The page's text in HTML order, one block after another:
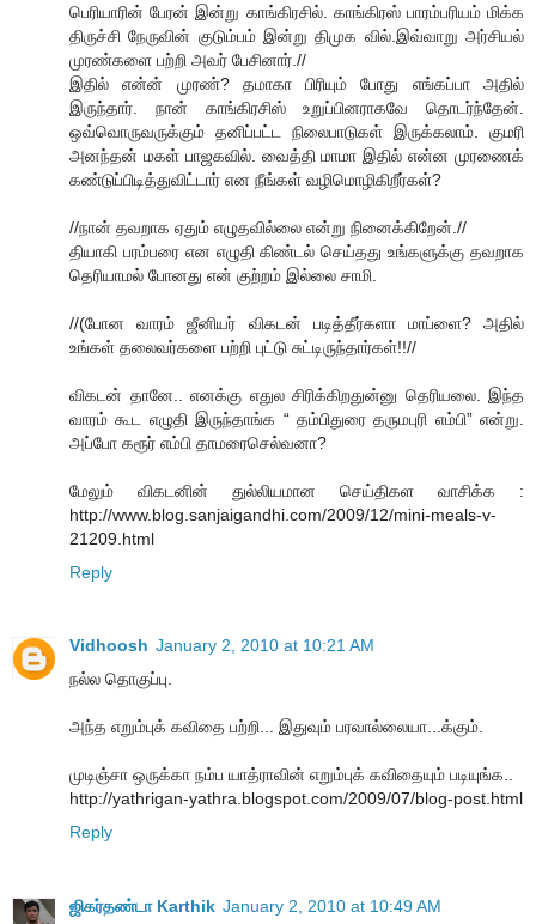
பெரியாரின் பேரன் இன்று காங்கிரசில். காங்கிரஸ் பாரம்பரியம் மிக்க
திருச்சி நேருவின் குடும்பம் இன்று திமுக வில்.இவ்வாறு அர்சியல்
முரண்களை பற்றி அவர் பேசினார்.//
இதில் என்ன் முரண்? தமாகா பிரியும் போது எங்கப்பா அதில்
இருந்தார். நான் காங்கிரசிஸ் உறுப்பினராகவே தொடர்ந்தேன்.
ஒவ்வொருவருக்கும் தனிப்பட்ட நிலைபாடுகள் இருக்கலாம். குமரி
அனந்தன் மகள் பாஜகவில். வைத்தி மாமா இதில் என்ன முரணைக்
கண்டுப்பிடித்துவிட்டார் என நீங்கள் வழிமொழிகிறீர்கள்?
//நான் தவறாக ஏதும் எழுதவில்லை என்று நினைக்கிறேன்.//
தியாகி பரம்பரை என எழுதி கிண்டல் செய்தது உங்களுக்கு தவறாக
தெரியாமல் போனது என் குற்றம் இல்லை சாமி.
//(போன வாரம் ஜீனியர் விகடன் படித்தீர்களா மாப்ளை? அதில்
உங்கள் தலைவர்களை பற்றி புட்டு சுட்டிருந்தார்கள்!!//
விகடன் தானே.. எனக்கு எதுல சிரிக்கிறதுன்னு தெரியலை. இந்த
வாரம் கூட எழுதி இருந்தாங்க “ தம்பிதுரை தருமபுரி எம்பி” என்று.
அப்போ கரூர் எம்பி தாமரைசெல்வனா?
மேலும் விகடனின் துல்லியமான செய்திகள வாசிக்க :
http://www.blog.sanjaigandhi.com/2009/12/mini-meals-v-
21209.html
Reply
Vidhoosh January 2, 2010 at 10:21 AM
நல்ல தொகுப்பு.
அந்த எறும்புக் கவிதை பற்றி... இதுவும் பரவால்லையா...க்கும்.
முடிஞ்சா ஒருக்கா நம்ப யாத்ராவின் எறும்புக் கவிதையும் படியுங்க..
http://yathrigan-yathra.blogspot.com/2009/07/blog-post.html
Reply
ஜிகர்தண்டா Karthik January 2, 2010 at 10:49 AM